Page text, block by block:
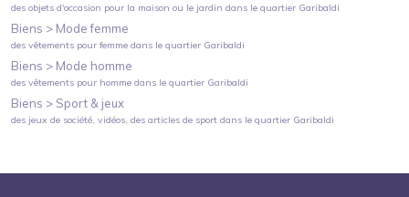
des objets d'occasion pour la maison ou le jardin dans le quartier Garibaldi
Biens > Mode femme
des vêtements pour femme dans le quartier Garibaldi
Biens > Mode homme
des vêtements pour homme dans le quartier Garibaldi
Biens > Sport & jeux
des jeux de société, vidéos, des articles de sport dans le quartier Garibaldi